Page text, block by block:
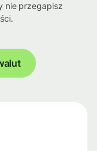
nie przegapisz